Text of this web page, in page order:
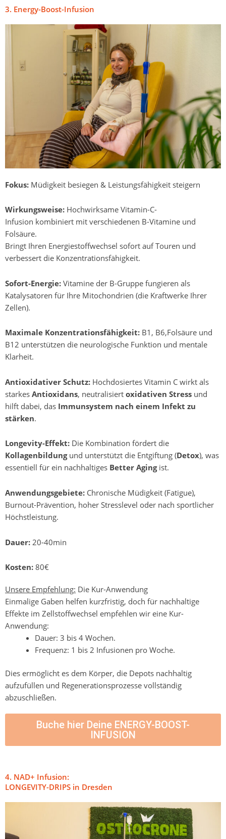
3. Energy-Boost-Infusion
Fokus: Müdigkeit besiegen & Leistungsfähigkeit steigern
Wirkungsweise: Hochwirksame Vitamin-C-
Infusion kombiniert mit verschiedenen B-Vitamine und
Folsäure.
Bringt Ihren Energiestoffwechsel sofort auf Touren und
verbessert die Konzentrationsfähigkeit.
Sofort-Energie: Vitamine der B-Gruppe fungieren als
Katalysatoren für Ihre Mitochondrien (die Kraftwerke Ihrer
Zellen).
Maximale Konzentrationsfähigkeit: B1, B6,Folsäure und
B12 unterstützen die neurologische Funktion und mentale
Klarheit.
Antioxidativer Schutz: Hochdosiertes Vitamin C wirkt als
starkes Antioxidans, neutralisiert oxidativen Stress und
hilft dabei, das Immunsystem nach einem Infekt zu
stärken.
Longevity-Effekt: Die Kombination fördert die
Kollagenbildungund unterstützt die Entgiftung (Detox), was
essentiell für ein nachhaltiges Better Agingist.
Anwendungsgebiete: Chronische Müdigkeit (Fatigue),
Burnout-Prävention, hoher Stresslevel oder nach sportlicher
Höchstleistung.
Dauer: 20-40min
Kosten: 80€
Unsere Empfehlung: Die Kur-Anwendung
Einmalige Gaben helfen kurzfristig, doch für nachhaltige
Effekte im Zellstoffwechsel empfehlen wir eine Kur-
Anwendung:
Dauer: 3 bis 4 Wochen.
Frequenz: 1 bis 2 Infusionen pro Woche.
Dies ermöglicht es dem Körper, die Depots nachhaltig
aufzufüllen und Regenerationsprozesse vollständig
abzuschließen.
Buche hier Deine ENERGY-BOOST-
INFUSION
4. NAD+ Infusion:
LONGEVITY-DRIPS in Dresden